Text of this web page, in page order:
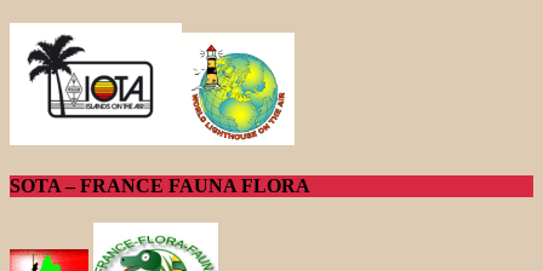
SOTA – FRANCE FAUNA FLORA